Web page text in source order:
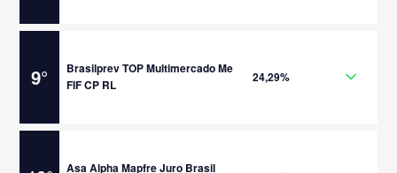
9°
Brasilprev TOP Multimercado Me
FIF CP RL
24,29%
Asa Alpha Mapfre Juro Brasil